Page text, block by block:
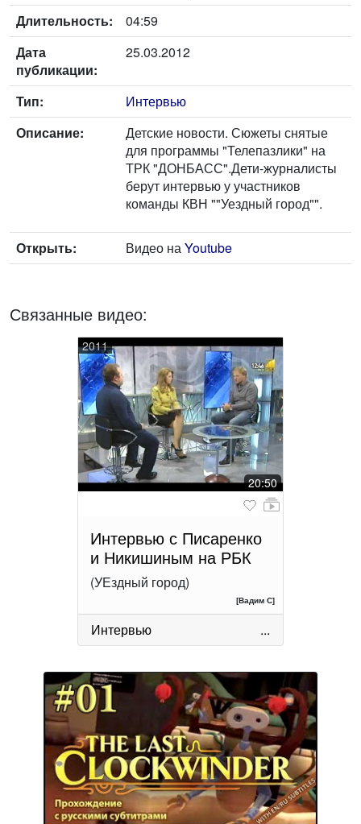
Длительность:
04:59
Дата
публикации:
25.03.2012
Тип:
Интервью
Описание:
Детские новости. Сюжеты снятые
для программы "Телепазлики" на
ТРК "ДОНБАСС".Дети-журналисты
берут интервью у участников
команды КВН ""Уездный город"".
Открыть: Видео наYoutube
Связанные видео:
2011
20:50
Интервью с Писаренко
и Никишиным на РБК
(УЕздный город)
[Вадим С]
Интервью ...